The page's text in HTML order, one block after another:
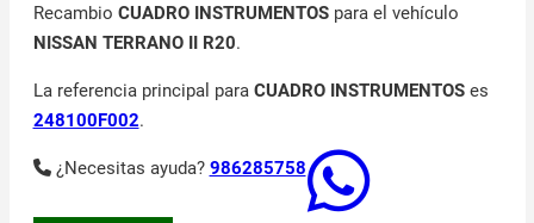
Recambio CUADRO INSTRUMENTOSpara el vehículo
NISSAN TERRANO II R20.
La referencia principal para CUADRO INSTRUMENTOSes
248100F002.
¿Necesitas ayuda? 986285758